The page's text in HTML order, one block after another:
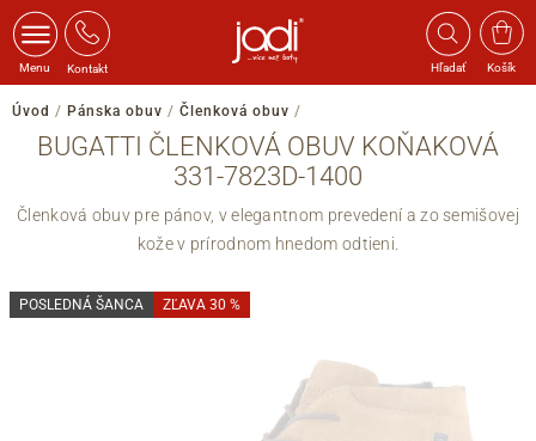
Menu Kontakt Hľadať Košík
Úvod / Pánska obuv / Členková obuv /
BUGATTI ČLENKOVÁ OBUV KOŇAKOVÁ
331-7823D-1400
Členková obuv pre pánov, v elegantnom prevedení a zo semišovej
kože v prírodnom hnedom odtieni.
POSLEDNÁ ŠANCA ZĽAVA 30 %